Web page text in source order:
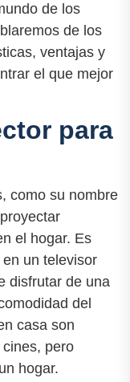
de los
de los
ventajas y
el que mejor
para
como su nombre
el hogar. Es
un televisor
disfrutar de una
del
casa son
pero
hogar.